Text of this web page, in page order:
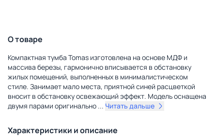
О товаре
Компактная тумба Tomas изготовлена на основе МДФ и
массива березы, гармонично вписывается в обстановку
жилых помещений, выполненных в минималистическом
стиле. Занимает мало места, приятной синей расцветкой
вносит в обстановку освежающий эффект. Модель оснащена
двумя парами оригинально ... Читать дальше
Характеристики и описание